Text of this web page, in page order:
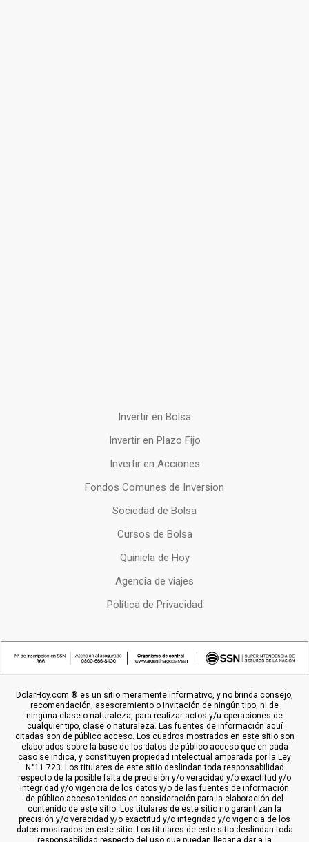
Invertir en Bolsa
Invertir en Plazo Fijo
Invertir en Acciones
Fondos Comunes de Inversion
Sociedad de Bolsa
Cursos de Bolsa
Quiniela de Hoy
Agencia de viajes
Política de Privacidad
DolarHoy.com ® es un sitio meramente informativo, y no brinda consejo,
recomendación, asesoramiento o invitación de ningún tipo, ni de
ninguna clase o naturaleza, para realizar actos y/u operaciones de
cualquier tipo, clase o naturaleza. Las fuentes de información aquí
citadas son de público acceso. Los cuadros mostrados en este sitio son
elaborados sobre la base de los datos de público acceso que en cada
caso se indica, y constituyen propiedad intelectual amparada por la Ley
N°11.723. Los titulares de este sitio deslindan toda responsabilidad
respecto de la posible falta de precisión y/o veracidad y/o exactitud y/o
integridad y/o vigencia de los datos y/o de las fuentes de información
de público acceso tenidos en consideración para la elaboración del
contenido de este sitio. Los titulares de este sitio no garantizan la
precisión y/o veracidad y/o exactitud y/o integridad y/o vigencia de los
datos mostrados en este sitio. Los titulares de este sitio deslindan toda
responsabilidad respecto del uso que puedan llegar a dar a la